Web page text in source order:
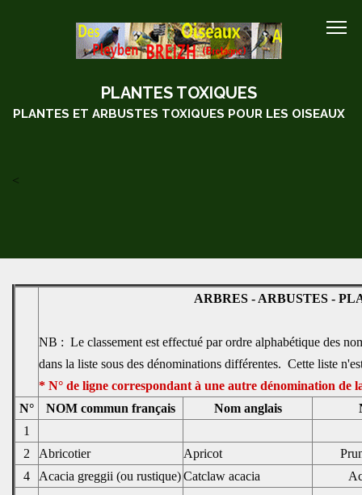
PLANTES TOXIQUES
PLANTES ET ARBUSTES TOXIQUES POUR LES OISEAUX
<
ARBRES - ARBUSTES -
NB : Le classement est effectué par ordre alphabétique des
dans la liste sous des dénominations différentes. Cette liste
* N° de ligne correspondant à une autre dénomination de
N°
NOM commun français Nom anglais
1
2
Abricotier Apricot
4
Acacia greggii (ou rustique)Catclaw acacia